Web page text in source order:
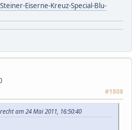
Eiserne-Kreuz-Special-Blu-
#1808
am 24 Mai 2011, 16:50:40